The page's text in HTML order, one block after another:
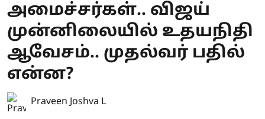
அமைச்சர்கள்.. விஜய்
முன்னிலையில் உதயநிதி
ஆவேசம்.. முதல்வர் பதில்
என்ன?
Praveen Joshva L